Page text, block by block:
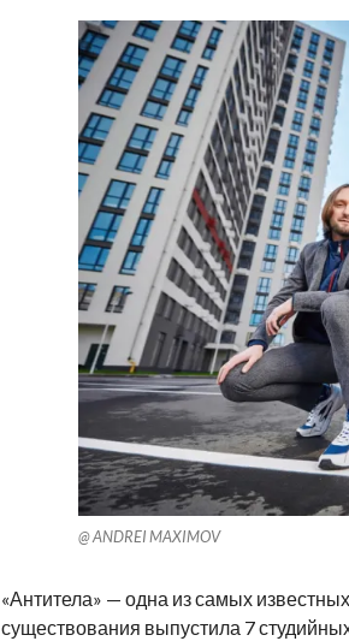
@ ANDREI MAXIMOV
«Антитела» — одна из самых
существования выпустила 7